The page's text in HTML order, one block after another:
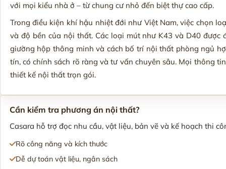
với mọi kiểu nhà ở – từ chung cư nhỏ đến biệt thự cao cấp.
Trong điều kiện khí hậu nhiệt đới như Việt Nam, việc chọn
và độ bền của nội thất. Các loại mút như K43 và D40
giường hộp thông minh và cách bố trí nội thất phòng ngủ
tín, có chính sách rõ ràng và tư vấn chuyên sâu. Mọi thông
thiết kế nội thất trọn gói.
Cần kiểm tra phương án nội thất?
Casara hỗ trợ đọc nhu cầu, vật liệu, bản vẽ và kế hoạch thi
Rõ công năng và kích thước
Dễ dự toán vật liệu, ngân sách